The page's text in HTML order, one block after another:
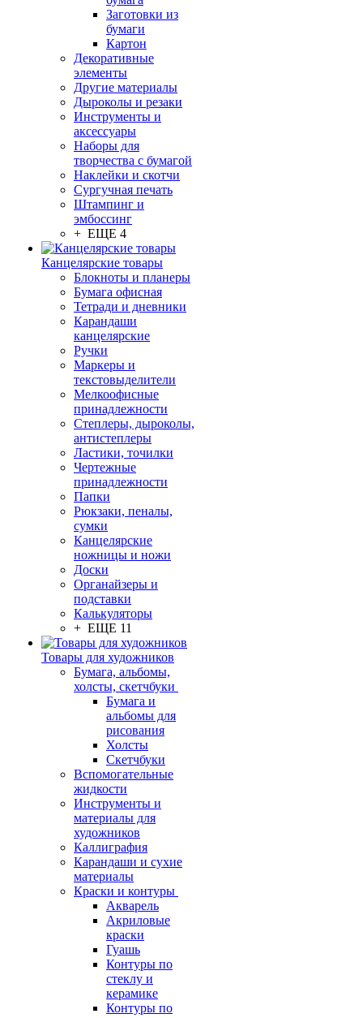
Заготовки из
бумаги
Картон
Декоративные
элементы
Другие материалы
Дыроколы и резаки
Инструменты и
аксессуары
Наборы для
творчества с бумагой
Наклейки и скотчи
Сургучная печать
Штампинг и
эмбоссинг
+ ЕЩЕ 4
Канцелярские товары
Блокноты и планеры
Бумага офисная
Тетради и дневники
Карандаши
канцелярские
Ручки
Маркеры и
текстовыделители
Мелкоофисные
принадлежности
Степлеры, дыроколы,
антистеплеры
Ластики, точилки
Чертежные
принадлежности
Папки
Рюкзаки, пеналы,
сумки
Канцелярские
ножницы и ножи
Доски
Органайзеры и
подставки
Калькуляторы
+ ЕЩЕ 11
Товары для художников
Бумага, альбомы,
холсты, скетчбуки
Бумага и
альбомы для
рисования
Холсты
Скетчбуки
Вспомогательные
жидкости
Инструменты и
материалы для
художников
Каллиграфия
Карандаши и сухие
материалы
Краски и контуры
Акварель
Акриловые
краски
Гуашь
Контуры по
стеклу и
керамике
Контуры по